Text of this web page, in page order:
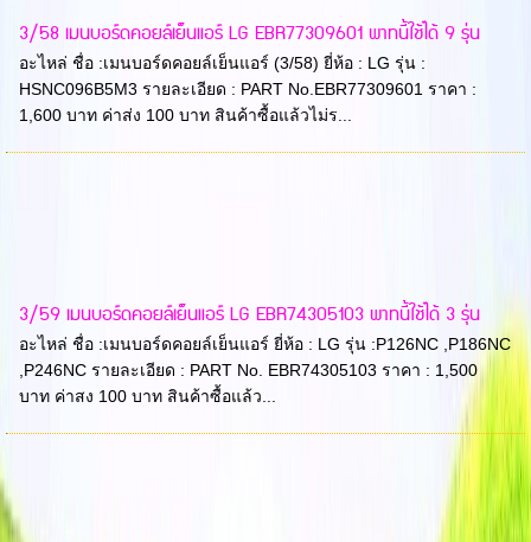
3/58 เมนบอร์ดคอยล์เย็นแอร์ LG EBR77309601 พาทนี้ใช้ได้ 9 รุ่น
อะไหล่ ชื่อ :เมนบอร์ดคอยล์เย็นแอร์ (3/58) ยี่ห้อ : LG รุ่น :
HSNC096B5M3 รายละเอียด : PART No.EBR77309601 ราคา :
1,600 บาท ค่าส่ง 100 บาท สินค้าซื้อแล้วไม่ร...
3/59 เมนบอร์ดคอยล์เย็นแอร์ LG EBR74305103 พาทนี้ใช้ได้ 3 รุ่น
อะไหล่ ชื่อ :เมนบอร์ดคอยล์เย็นแอร์ ยี่ห้อ : LG รุ่น :P126NC ,P186NC
,P246NC รายละเอียด : PART No. EBR74305103 ราคา : 1,500
บาท ค่าสง 100 บาท สินค้าซื้อแล้ว...